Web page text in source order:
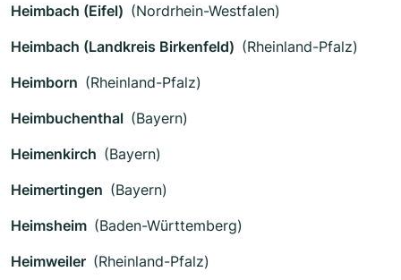
Heimbach (Eifel) (Nordrhein-Westfalen)
Heimbach (Landkreis Birkenfeld) (Rheinland-Pfalz)
Heimborn (Rheinland-Pfalz)
Heimbuchenthal (Bayern)
Heimenkirch (Bayern)
Heimertingen (Bayern)
Heimsheim (Baden-Württemberg)
Heimweiler (Rheinland-Pfalz)